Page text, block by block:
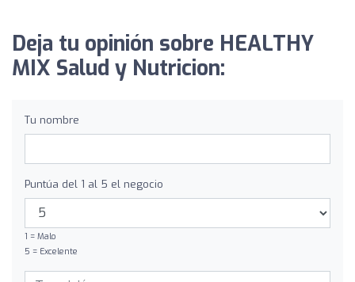
Deja tu opinión sobre HEALTHY
MIX Salud y Nutricion:
Tu nombre
Puntúa del 1 al 5 el negocio
1 = Malo
5 = Excelente